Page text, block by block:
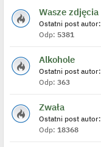
Wasze zdjęcia
Ostatni post autor:
Odp: 5381
Alkohole
Ostatni post autor:
Odp: 363
Zwała
Ostatni post autor:
Odp: 18368